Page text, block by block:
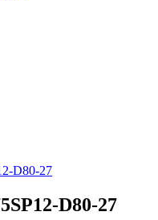
D80-27